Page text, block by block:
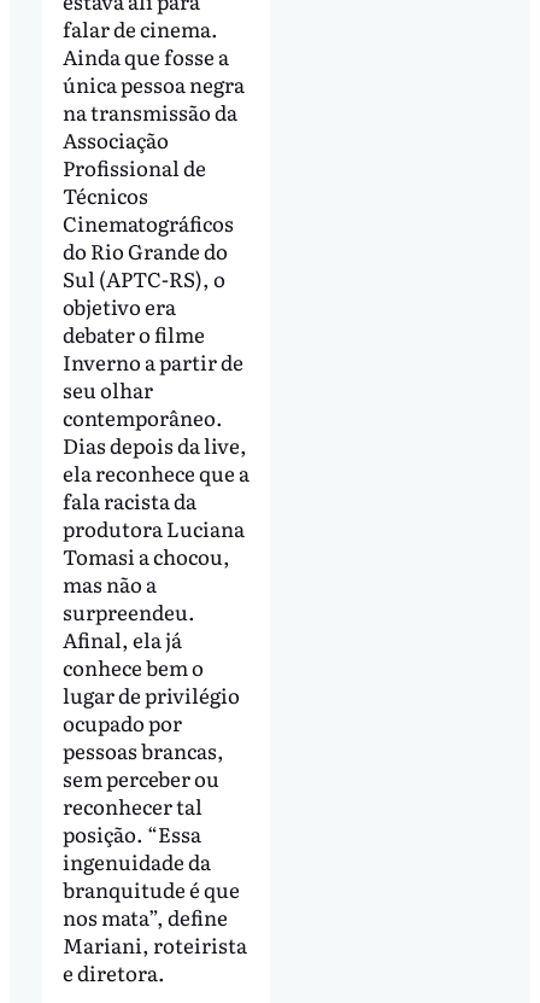
falar de cinema.
Ainda que fosse a
única pessoa negra
na transmissão da
Associação
Profissional de
Técnicos
Cinematográficos
do Rio Grande do
Sul (APTC-RS), o
objetivo era
debater o filme
Inverno a partir de
seu olhar
contemporâneo.
Dias depois da live,
ela reconhece que a
fala racista da
produtora Luciana
Tomasi a chocou,
mas não a
surpreendeu.
Afinal, ela já
conhece bem o
lugar de privilégio
ocupado por
pessoas brancas,
sem perceber ou
reconhecer tal
posição. “Essa
ingenuidade da
branquitude é que
nos mata”, define
Mariani, roteirista
e diretora.